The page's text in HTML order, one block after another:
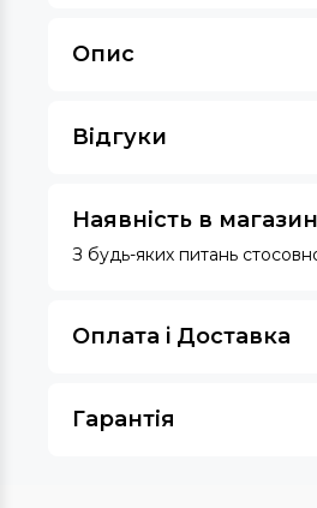
Опис
Відгуки
Наявність в
З будь-яких питань
Оплата i Доставка
Гарантія